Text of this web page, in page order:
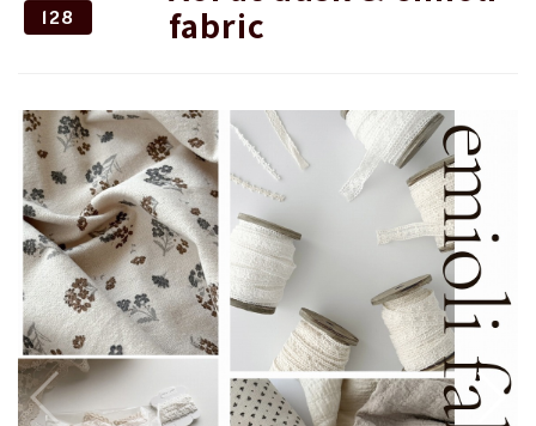
128 fabric